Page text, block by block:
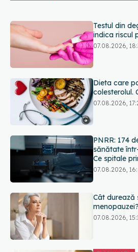
Testul din
indica riscul
07.08.2026,
Dieta care
colesterolul.
07.08.2026,
PNRR: 174
sănătate
Ce spitale
07.08.2026,
Cât durează
menopauzei?
07.08.2026,